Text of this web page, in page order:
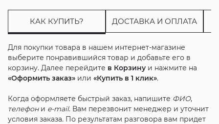
КАК КУПИТЬ? ДОСТАВКА И ОПЛАТА
Для покупки товара в нашем интернет-магазине
выберите понравившийся товар и добавьте его в
корзину. Далее перейдите в Корзинуи нажмите на
«Оформить заказ»или «Купить в 1 клик».
Когда оформляете быстрый заказ, напишите ФИО,
телефони e-mail. Вам перезвонит менеджер и уточнит
условия заказа. По результатам разговора вам придет